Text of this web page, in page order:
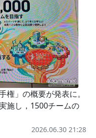
権」の概要が発表に。
施し，1500チームの
2026.06.30 21:28